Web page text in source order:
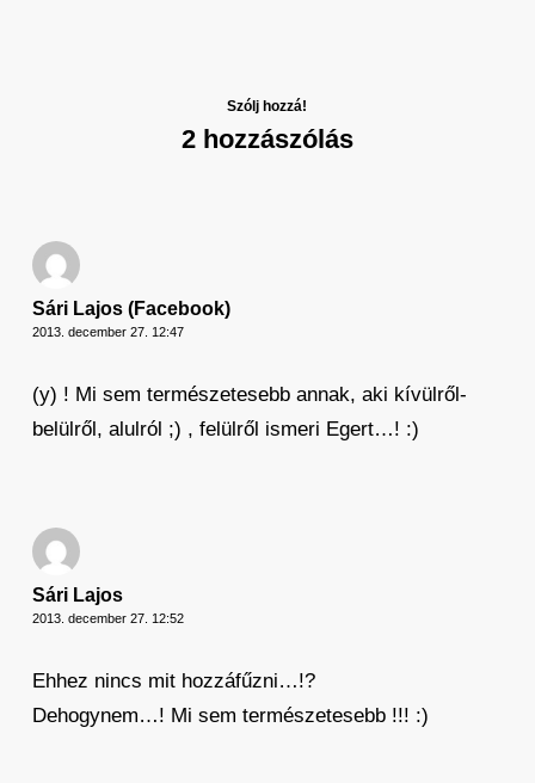
Szólj hozzá!
2 hozzászólás
Sári Lajos (Facebook)
2013. december 27. 12:47
(y) ! Mi sem természetesebb annak, aki kívülről-
belülről, alulról ;) , felülről ismeri Egert…! :)
Sári Lajos
2013. december 27. 12:52
Ehhez nincs mit hozzáfűzni…!?
Dehogynem…! Mi sem természetesebb !!! :)